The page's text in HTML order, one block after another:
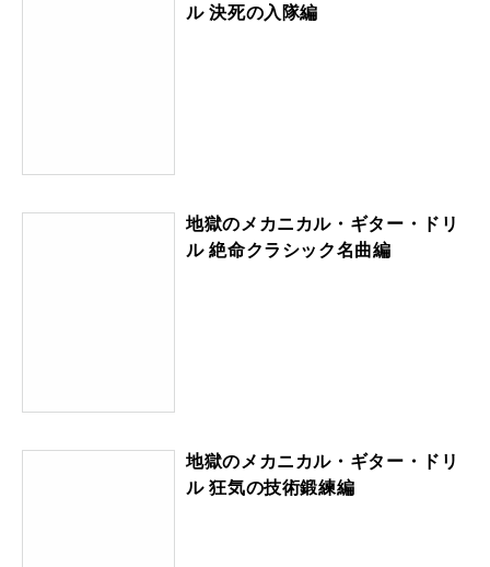
ル 決死の入隊編
地獄のメカニカル・ギター・ドリ
ル 絶命クラシック名曲編
地獄のメカニカル・ギター・ドリ
ル 狂気の技術鍛練編